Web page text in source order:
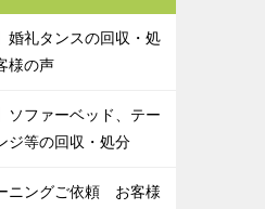
婚礼タンスの回収・処
様の声
ソファーベッド、テー
ジ等の回収・処分
ニングご依頼 お客様